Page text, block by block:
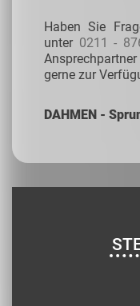
Haben Sie
unter 0211 -
gerne zur
DAHMEN -